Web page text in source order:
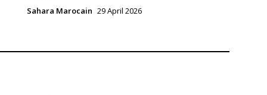
Sahara Marocain 29 April 2026